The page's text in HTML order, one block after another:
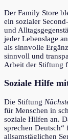
Der Family Store
ein sozialer
und
jeder Lebenslage
als sinnvolle
sinnvoll und
Arbeit der Stiftung
Soziale Hilfe
Die Stiftung
für Menschen in
soziale Hilfen an.
sprechen
allsamstäglichen